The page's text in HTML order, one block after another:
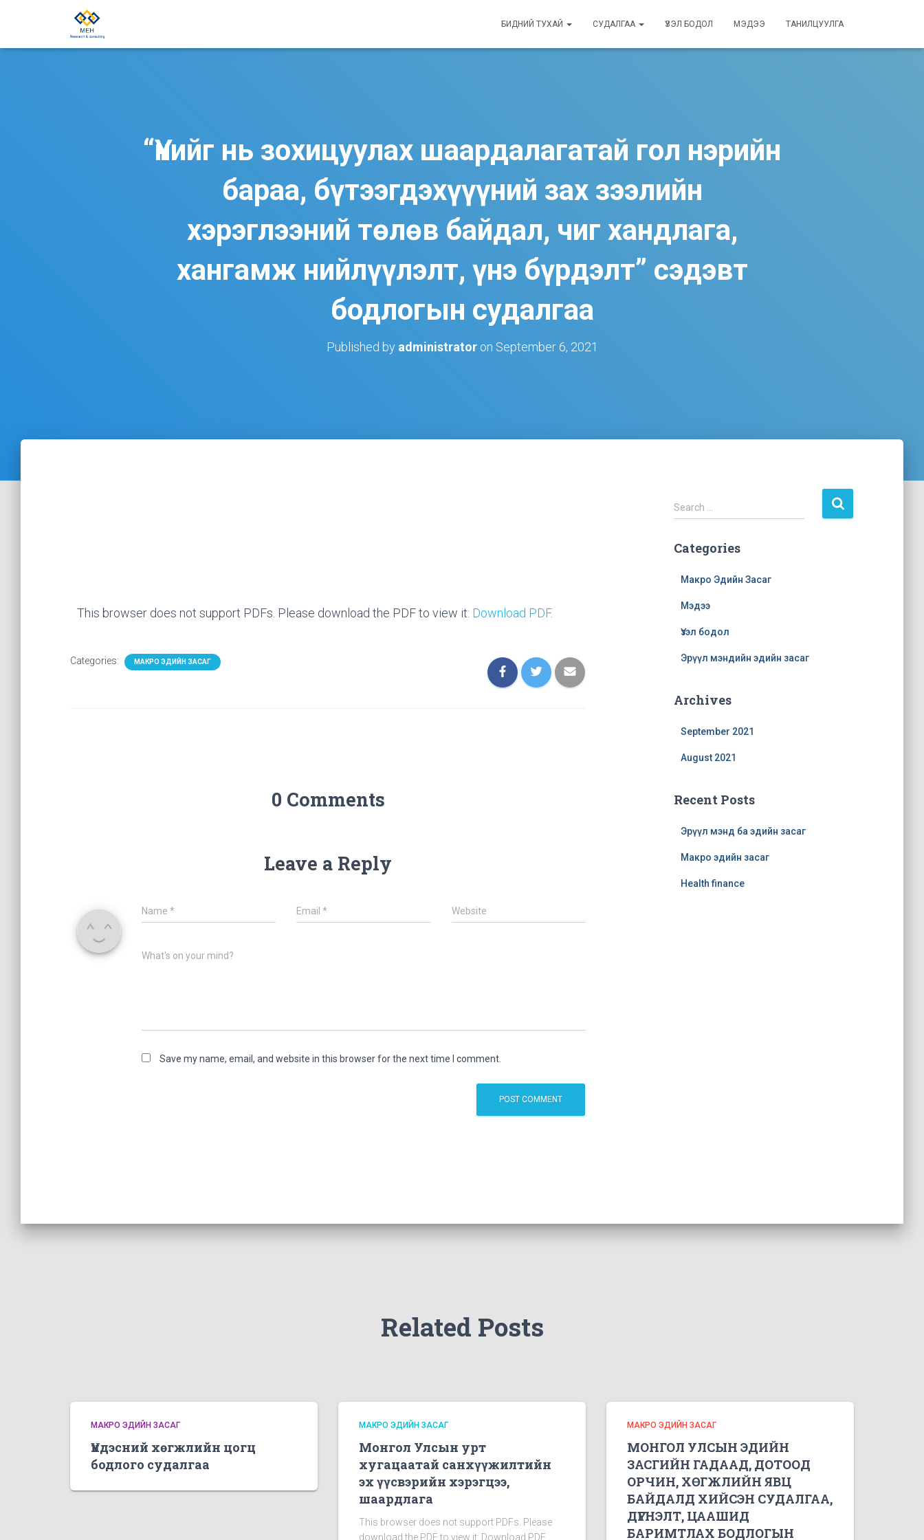
БИДНИЙ ТУХАЙ СУДАЛГАА ҮЗЭЛ БОДОЛ МЭДЭЭ ТАНИЛЦУУЛГА
“Үнийг нь зохицуулах шаардалагатай гол нэрийн
бараа, бүтээгдэхүүүний зах зээлийн
хэрэглээний төлөв байдал, чиг хандлага,
хангамж нийлүүлэлт, үнэ бүрдэлт” сэдэвт
бодлогын судалгаа
Published by administratoron September 6, 2021
This browser does not support PDFs. Please download the PDF to view it: Download PDF.
Categories: МАКРО ЭДИЙН ЗАСАГ
0 Comments
Leave a Reply
Name * Email* Website
What's on your mind?
Save my name, email, and website in this browser for the next time I comment.
Search …
Categories
Макро Эдийн Засаг
Мэдээ
Үзэл бодол
Эрүүл мэндийн эдийн засаг
Archives
September 2021
August 2021
Recent Posts
Эрүүл мэнд ба эдийн засаг
Макро эдийн засаг
Health finance
Related Posts
МАКРО ЭДИЙН ЗАСАГ
Үндэсний хөгжлийн цогц
бодлого судалгаа
МАКРО ЭДИЙН ЗАСАГ
Монгол Улсын урт
хугацаатай санхүүжилтийн
эх үүсвэрийн хэрэгцээ,
шаардлага
This browser does not support PDFs. Please
download the PDF to view it: Download PDF.
МАКРО ЭДИЙН ЗАСАГ
МОНГОЛ УЛСЫН ЭДИЙН
ЗАСГИЙН ГАДААД, ДОТООД
ОРЧИН, ХӨГЖЛИЙН ЯВЦ
БАЙДАЛД ХИЙСЭН СУДАЛГАА,
ДҮГНЭЛТ, ЦААШИД
БАРИМТЛАХ БОДЛОГЫН